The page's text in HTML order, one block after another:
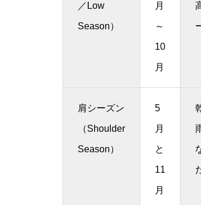
／Low
Season）
月
～
10
月
肩シーズン
（Shoulder
Season）
5
月
と
11
月